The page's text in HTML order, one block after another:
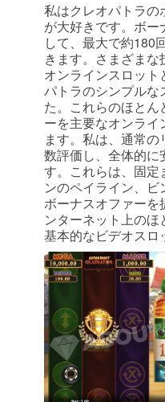
私はクレオパトラ
が大好きです。ボ
して、最大で約180
きます。さまざま
オンラインスロット
パトラのシンプルな
た。これらのほと
ーを主要なオンラ
ます。私は、通常
数評価し、全体的に
す。これらは、固定
ンのペイライン、
ボーナスオファーを
ンターネット上の
基本的なビデオスロ